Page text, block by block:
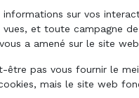
sur vos
vues, et toute campagne
a amené sur le site
être pas vous fournir le
mais le site web